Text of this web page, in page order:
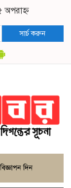
অপরাহ্ন
সার্চ করুন